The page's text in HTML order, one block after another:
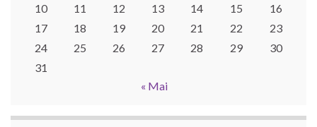
10
11 12 13 14 15
16
17
18 19 20 21 22
23
24
25 26 27 28 29
30
31
« Mai